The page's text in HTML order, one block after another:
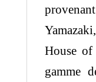
House
gamme